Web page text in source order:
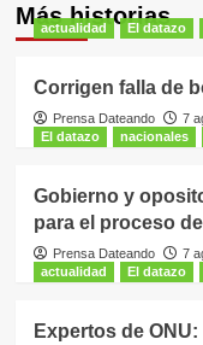
Más historias
actualidad El datazo
Corrigen falla de
Prensa Dateando
7
El datazo
nacionales
Gobierno y
para el proceso
Prensa Dateando
7
actualidad
El datazo
Expertos de